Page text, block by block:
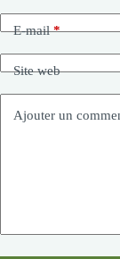
E-mail*
Site web
Ajouter un